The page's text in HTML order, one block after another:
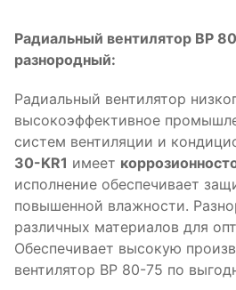
Радиальный вентилятор ВР
разнородный:
Радиальный вентилятор
высокоэффективное
систем вентиляции и
30-KR1 имеет
исполнение обеспечивает
повышенной влажности.
различных материалов для
Обеспечивает высокую
вентилятор ВР 80-75 по